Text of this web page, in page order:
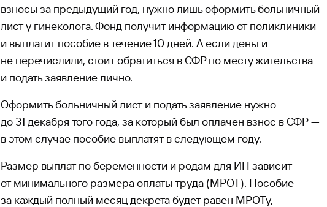
взносы за предыдущий год, нужно лишь оформить больничный
лист у гинеколога. Фонд получит информацию от поликлиники
и выплатит пособие в течение 10 дней. А если деньги
не перечислили, стоит обратиться в СФР по месту жительства
и подать заявление лично.
Оформить больничный лист и подать заявление нужно
до 31 декабря того года, за который был оплачен взнос в СФР —
в этом случае пособие выплатят в следующем году.
Размер выплат по беременности и родам для ИП зависит
от минимального размера оплаты труда (МРОТ). Пособие
за каждый полный месяц декрета будет равен МРОТу,